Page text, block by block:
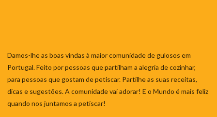
Damos-lhe as boas vindas à maior comunidade de gulosos em
Portugal. Feito por pessoas que partilham a alegria de cozinhar,
para pessoas que gostam de petiscar. Partilhe as suas receitas,
dicas e sugestões. A comunidade vai adorar! E o Mundo é mais feliz
quando nos juntamos a petiscar!